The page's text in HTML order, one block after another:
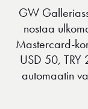
GW
nostaa
Mastercard-
USD 50,
automaatin